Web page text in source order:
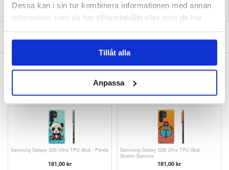
Dessa kan i sin tur kombinera informationen med annan
information som du har tillhandahållit eller som de har
Tillåt alla
Anpassa
ANDRA KUNDER HAR OCKSÅ KÖPT
Meditation
Samsung Galaxy S26 Ultra TPU-Skal - Panda
181,00 kr
Samsung Galaxy S26 Ultra TPU-Skal -
Skelett Sommar
181,00 kr